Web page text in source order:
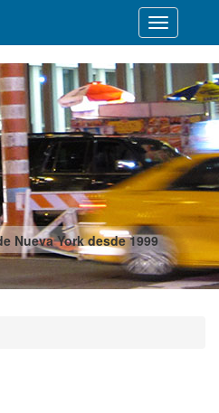
Nueva York desde 1999
Desplegar